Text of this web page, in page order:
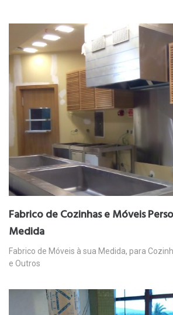
Fabrico de Cozinhas e Móveis
Medida
Fabrico de Móveis à sua Medida, para
e Outros